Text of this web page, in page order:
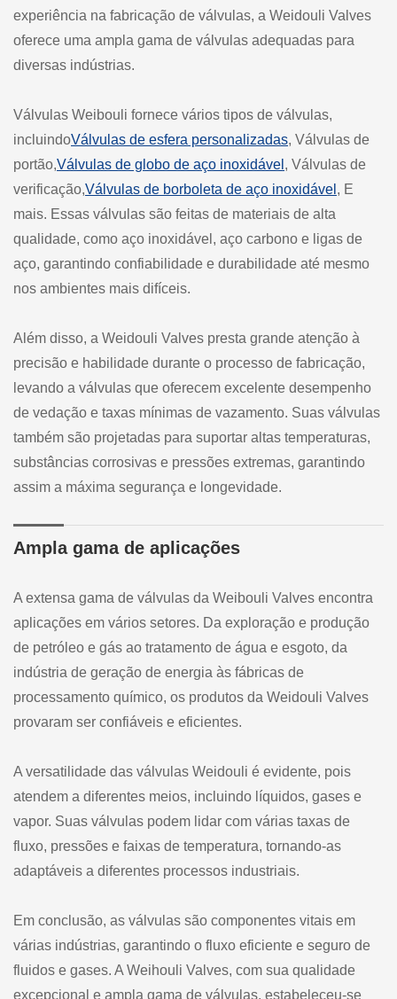
experiência na fabricação de válvulas, a Weidouli Valves
oferece uma ampla gama de válvulas adequadas para
diversas indústrias.
Válvulas Weibouli fornece vários tipos de válvulas,
incluindoVálvulas de esfera personalizadas, Válvulas de
portão,Válvulas de globo de aço inoxidável , Válvulas de
verificação,Válvulas de borboleta de aço inoxidável , E
mais. Essas válvulas são feitas de materiais de alta
qualidade, como aço inoxidável, aço carbono e ligas de
aço, garantindo confiabilidade e durabilidade até mesmo
nos ambientes mais difíceis.
Além disso, a Weidouli Valves presta grande atenção à
precisão e habilidade durante o processo de fabricação,
levando a válvulas que oferecem excelente desempenho
de vedação e taxas mínimas de vazamento. Suas válvulas
também são projetadas para suportar altas temperaturas,
substâncias corrosivas e pressões extremas, garantindo
assim a máxima segurança e longevidade.
Ampla gama de aplicações
A extensa gama de válvulas da Weibouli Valves encontra
aplicações em vários setores. Da exploração e produção
de petróleo e gás ao tratamento de água e esgoto, da
indústria de geração de energia às fábricas de
processamento químico, os produtos da Weidouli Valves
provaram ser confiáveis e eficientes.
A versatilidade das válvulas Weidouli é evidente, pois
atendem a diferentes meios, incluindo líquidos, gases e
vapor. Suas válvulas podem lidar com várias taxas de
fluxo, pressões e faixas de temperatura, tornando-as
adaptáveis a diferentes processos industriais.
Em conclusão, as válvulas são componentes vitais em
várias indústrias, garantindo o fluxo eficiente e seguro de
fluidos e gases. A Weihouli Valves, com sua qualidade
excepcional e ampla gama de válvulas, estabeleceu-se